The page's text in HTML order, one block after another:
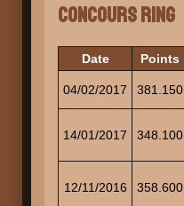
Concours Ring
Date Points
04/02/2017 381.150
14/01/2017 348.100
12/11/2016 358.600